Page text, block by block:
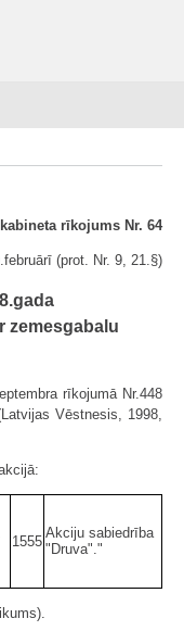
rīkojums Nr. 64
(prot. Nr. 9, 21.§)
zemesgabalu
rīkojumā Nr.448
Vēstnesis, 1998,
1555
Akciju sabiedrība
"Druva"."